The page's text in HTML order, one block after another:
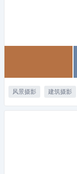
风景摄影 建筑摄影